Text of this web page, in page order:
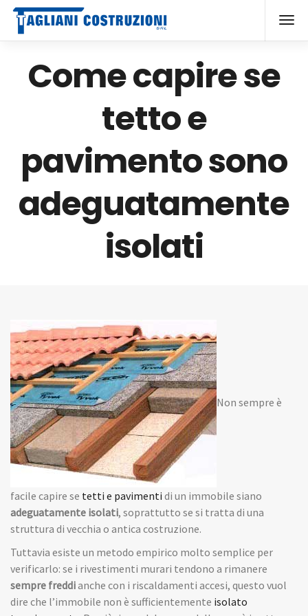
Come capire se
tetto e
pavimento sono
adeguatamente
isolati
Non sempre è
facile capire se tetti e pavimenti di un immobile siano
adeguatamente isolati, soprattutto se si tratta di una
struttura di vecchia o antica costruzione.
Tuttavia esiste un metodo empirico molto semplice per
verificarlo: se i rivestimenti murari tendono a rimanere
sempre freddianche con i riscaldamenti accesi, questo vuol
dire che l’immobile non è sufficientemente isolato